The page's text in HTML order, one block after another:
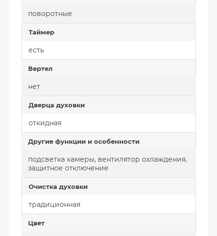
поворотные
Таймер
есть
Вертел
нет
Дверца духовки
откидная
Другие функции и особенности
подсветка камеры, вентилятор охлаждения,
защитное отключение
Очистка духовки
традиционная
Цвет